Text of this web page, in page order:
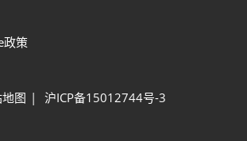
政策
图 沪ICP备15012744号-3